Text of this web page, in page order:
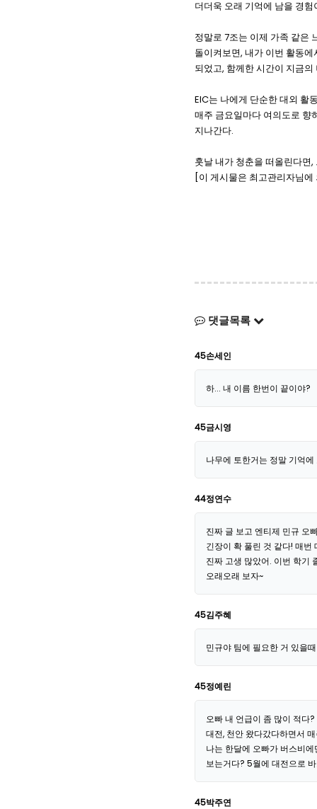
더더욱 오래 기억에 남을 경험
정말로 7조는 이제 가족 같은
돌이켜보면, 내가 이번 활동
되었고, 함께한 시간이 지금
EIC는 나에게 단순한 대외 활
매주 금요일마다 여의도로 향
지나간다.
훗날 내가 청춘을 떠올린다면,
[이 게시물은 최고관리자님
댓글목록
45손세인
하... 내 이름 한번이 끝이야?
45금시영
나무에 토한거는 정말 기억
44정연수
진짜 글 보고 엔티제 민규 오
긴장이 확 풀린 것 같다! 매
진짜 고생 많았어. 이번 학기
오래오래 보자~
45김주혜
민규야 팀에 필요한 거 있을
45정예린
오빠 내 언급이 좀 많이 적다
대전, 천안 왔다갔다하면서
나는 한달에 오빠가 버스비
보는거다? 5월에 대전으로
45박주연